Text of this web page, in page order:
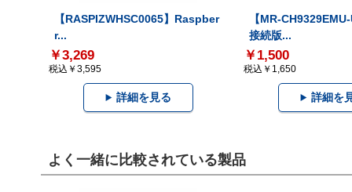
【RASPIZWHSC0065】Raspber
r...
￥3,269
税込￥3,595
詳細を見る
【MR-
接続版...
￥1,500
税込￥1,650
詳細を
よく一緒に比較されている製品